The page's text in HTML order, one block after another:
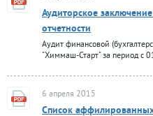
Аудиторское
отчетности
Аудит финансовой
"Химмаш-Старт" за период с
6 апреля 2015
Список